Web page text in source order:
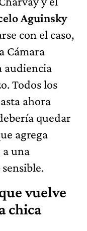
Aguinsky
con el caso,
Cámara
audiencia
Todos los
ahora
quedar
agrega
una
vuelve
chica